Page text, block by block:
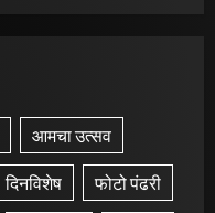
आमचा उत्सव
दिनविशेष फोटो पंढरी